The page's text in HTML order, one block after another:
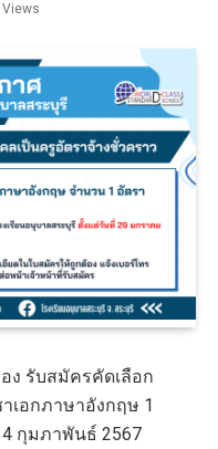
Views
ง รับสมัครคัดเลือก
เอกภาษาอังกฤษ 1
กุมภาพันธ์ 2567